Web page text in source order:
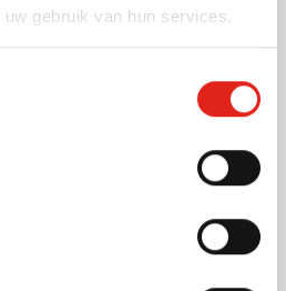
gebruik van hun services.
Top
Beschermhoes / overtrek Fluo
18 augustus